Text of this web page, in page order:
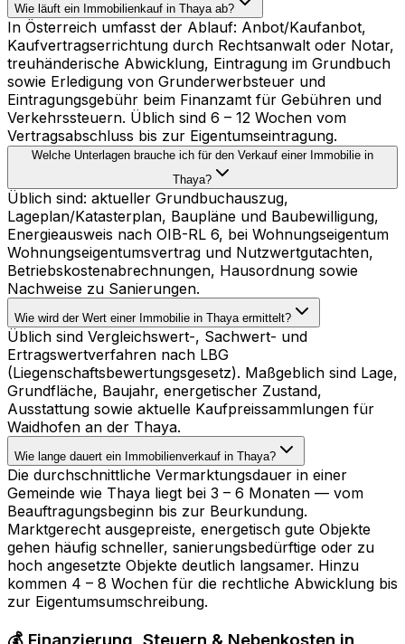
Wie läuft ein Immobilienkauf in Thaya ab?
In Österreich umfasst der Ablauf: Anbot/Kaufanbot,
Kaufvertragserrichtung durch Rechtsanwalt oder Notar,
treuhänderische Abwicklung, Eintragung im Grundbuch
sowie Erledigung von Grunderwerbsteuer und
Eintragungsgebühr beim Finanzamt für Gebühren und
Verkehrssteuern. Üblich sind 6 – 12 Wochen vom
Vertragsabschluss bis zur Eigentumseintragung.
Welche Unterlagen brauche ich für den Verkauf einer Immobilie in
Thaya?
Üblich sind: aktueller Grundbuchauszug,
Lageplan/Katasterplan, Baupläne und Baubewilligung,
Energieausweis nach OIB-RL 6, bei Wohnungseigentum
Wohnungseigentumsvertrag und Nutzwertgutachten,
Betriebskostenabrechnungen, Hausordnung sowie
Nachweise zu Sanierungen.
Wie wird der Wert einer Immobilie in Thaya ermittelt?
Üblich sind Vergleichswert-, Sachwert- und
Ertragswertverfahren nach LBG
(Liegenschaftsbewertungsgesetz). Maßgeblich sind Lage,
Grundfläche, Baujahr, energetischer Zustand,
Ausstattung sowie aktuelle Kaufpreissammlungen für
Waidhofen an der Thaya.
Wie lange dauert ein Immobilienverkauf in Thaya?
Die durchschnittliche Vermarktungsdauer in einer
Gemeinde wie Thaya liegt bei 3 – 6 Monaten — vom
Beauftragungsbeginn bis zur Beurkundung.
Marktgerecht ausgepreiste, energetisch gute Objekte
gehen häufig schneller, sanierungsbedürftige oder zu
hoch angesetzte Objekte deutlich langsamer. Hinzu
kommen 4 – 8 Wochen für die rechtliche Abwicklung bis
zur Eigentumsumschreibung.
💰 Finanzierung, Steuern & Nebenkosten in